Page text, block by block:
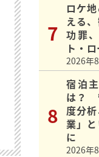
ロケ
える
功罪
ト・
2026年
宿泊
は？
度分
業」
に
2026年